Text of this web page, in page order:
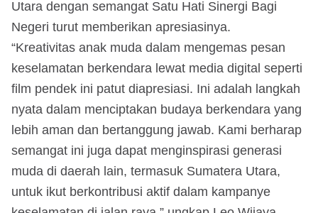
Utara dengan semangat Satu Hati Sinergi Bagi
Negeri turut memberikan apresiasinya.
“Kreativitas anak muda dalam mengemas pesan
keselamatan berkendara lewat media digital seperti
film pendek ini patut diapresiasi. Ini adalah langkah
nyata dalam menciptakan budaya berkendara yang
lebih aman dan bertanggung jawab. Kami berharap
semangat ini juga dapat menginspirasi generasi
muda di daerah lain, termasuk Sumatera Utara,
untuk ikut berkontribusi aktif dalam kampanye